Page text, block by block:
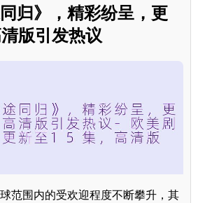
归》，精彩纷呈，更
版引发热议
范围内的受欢迎程度不断攀升，其